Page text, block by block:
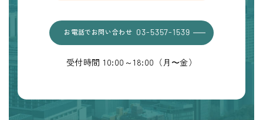
お電話でお問い合わせ 03-5357-1539
受付時間 10:00～18:00（月〜金）